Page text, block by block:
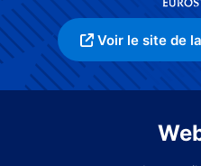
Voir le site de